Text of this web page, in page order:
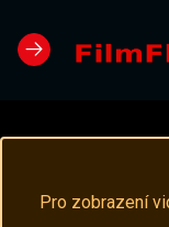
Pro zobrazení